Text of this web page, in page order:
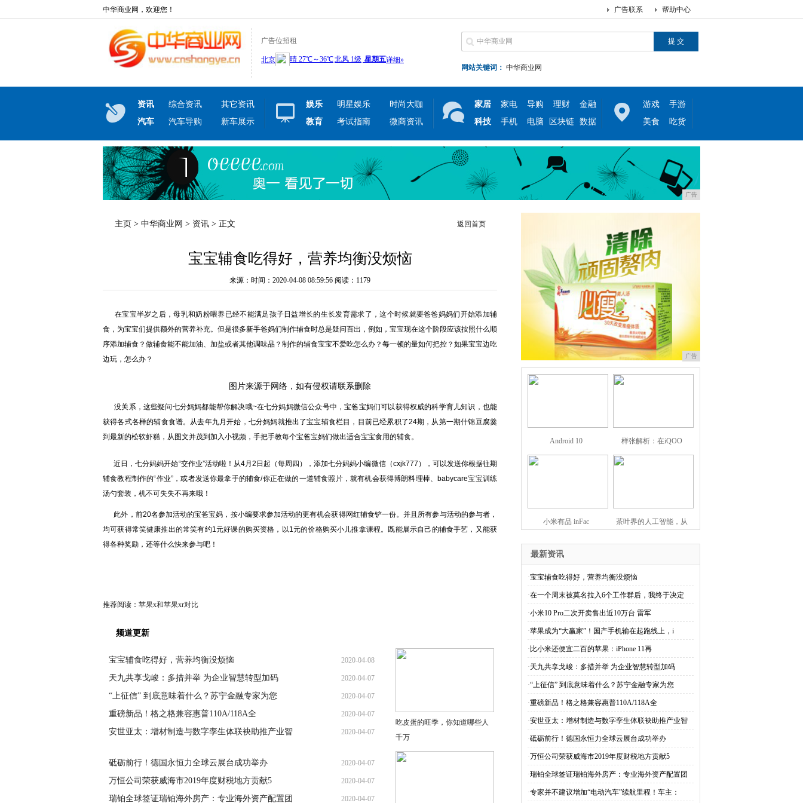
中华商业网，欢迎您！ 帮助中心
广告联系
广告位招租
网站关键词： 中华商业网
资讯 综合资讯
其它资讯
汽车
汽车导购 新车展示
娱乐 明星娱乐
时尚大咖
教育
考试指南 微商资讯
家居 家电 导购 理财
金融
科技
手机 电脑 区块链 数据
游戏
手游
美食
吃货
广告
主页 > 中华商业网 > 资讯 > 正文 返回首页
宝宝辅食吃得好，营养均衡没烦恼
来源：时间：2020-04-08 08:59:56 阅读：1179
在宝宝半岁之后，母乳和奶粉喂养已经不能满足孩子日益增长的生长发育需求了，这个时候就要爸爸妈妈们开始添加辅
食，为宝宝们提供额外的营养补充。但是很多新手爸妈们制作辅食时总是疑问百出，例如，宝宝现在这个阶段应该按照什么顺
序添加辅食？做辅食能不能加油、加盐或者其他调味品？制作的辅食宝宝不爱吃怎么办？每一顿的量如何把控？如果宝宝边吃
边玩，怎么办？
图片来源于网络，如有侵权请联系删除
没关系，这些疑问七分妈妈都能帮你解决哦~在七分妈妈微信公众号中，宝爸宝妈们可以获得权威的科学育儿知识，也能
获得各式各样的辅食食谱。从去年九月开始，七分妈妈就推出了宝宝辅食栏目，目前已经累积了24期，从第一期什锦豆腐羹
到最新的松软虾糕，从图文并茂到加入小视频，手把手教每个宝爸宝妈们做出适合宝宝食用的辅食。
近日，七分妈妈开始“交作业”活动啦！从4月2日起（每周四），添加七分妈妈小编微信（cxjk777），可以发送你根据往期
辅食教程制作的“作业”，或者发送你最拿手的辅食/你正在做的一道辅食照片，就有机会获得博朗料理棒、babycare宝宝训练
汤勺套装，机不可失失不再来哦！
此外，前20名参加活动的宝爸宝妈，按小编要求参加活动的更有机会获得网红辅食铲一份。并且所有参与活动的参与者，
均可获得常笑健康推出的常笑有约1元好课的购买资格，以1元的价格购买小儿推拿课程。既能展示自己的辅食手艺，又能获
得各种奖励，还等什么快来参与吧！
推荐阅读： 苹果x和苹果xr对比
频道更新
宝宝辅食吃得好，营养均衡没烦恼 2020-04-08
天九共享戈峻：多措并举 为企业智慧转型加码 2020-04-07
“上征信” 到底意味着什么？苏宁金融专家为您 2020-04-07
重磅新品！格之格兼容惠普110A/118A全 2020-04-07
安世亚太：增材制造与数字孪生体联袂助推产业智 2020-04-07
砥砺前行！德国永恒力全球云展台成功举办 2020-04-07
万恒公司荣获威海市2019年度财税地方贡献5 2020-04-07
瑞铂全球签证瑞铂海外房产：专业海外资产配置团 2020-04-07
吃皮蛋的旺季，你知道哪些人
千万
广告
Android 10 样张解析：在iQOO
小米有品 inFac 茶叶界的人工智能，从
最新资讯
·宝宝辅食吃得好，营养均衡没烦恼
·在一个周末被莫名拉入6个工作群后，我终于决定
·小米10 Pro二次开卖售出近10万台 雷军
·苹果成为“大赢家”！国产手机输在起跑线上，i
· 比小米还便宜二百的苹果：iPhone 11再
·天九共享戈峻：多措并举 为企业智慧转型加码
·“上征信” 到底意味着什么？苏宁金融专家为您
·重磅新品！格之格兼容惠普110A/118A全
·安世亚太：增材制造与数字孪生体联袂助推产业智
·砥砺前行！德国永恒力全球云展台成功举办
·万恒公司荣获威海市2019年度财税地方贡献5
·瑞铂全球签证瑞铂海外房产：专业海外资产配置团
·专家并不建议增加“电动汽车”续航里程！车主：